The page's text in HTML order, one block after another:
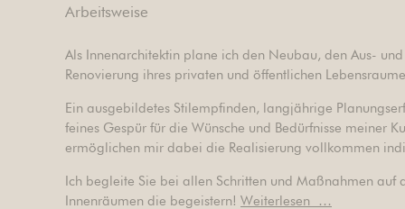
Arbeitsweise
Als Innenarchitektin plane ich den Neubau, den Aus-
Renovierung ihres privaten und öffentlichen
Ein ausgebildetes Stilempfinden, langjährige
feines Gespür für die Wünsche und Bedürfnisse meiner
ermöglichen mir dabei die Realisierung vollkommen
Ich begleite Sie bei allen Schritten und Maßnahmen auf
Innenräumen die begeistern! Weiterlesen …